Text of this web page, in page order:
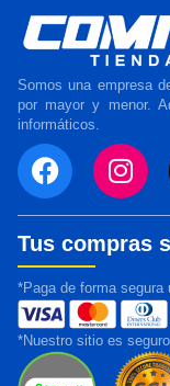
Somos una empresa
por mayor y menor.
informáticos.
Tus compras
*Paga de forma segura
*Nuestro sitio es